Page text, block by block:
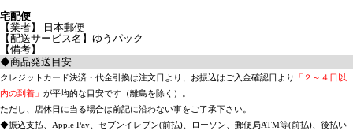
宅配便
【業者】 日本郵便
【配送サービス名】ゆうパック
【備考】
◆商品発送目安
クレジットカード決済・代金引換は注文日より、お振込はご入金確認日より
「２～４日以
内の到着」 が平均的な目安です（離島を除く）。
ただし、店休日に当る場合は前記に沿わない事をご了承下さい。
◆振込支払、Apple Pay、セブンイレブン(前払)、ローソン、郵便局ATM等(前払)、後払い